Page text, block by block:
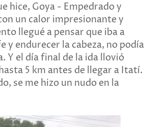
hice, Goya - Empedrado y
un calor impresionante y
llegué a pensar que iba a
y endurecer la cabeza, no podía
Y el día final de la ida llovió
5 km antes de llegar a Itatí.
se me hizo un nudo en la